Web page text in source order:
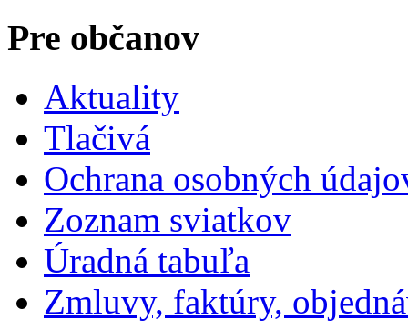
Pre občanov
Aktuality
Tlačivá
Ochrana osobných
Zoznam sviatkov
Úradná tabuľa
Zmluvy, faktúry,